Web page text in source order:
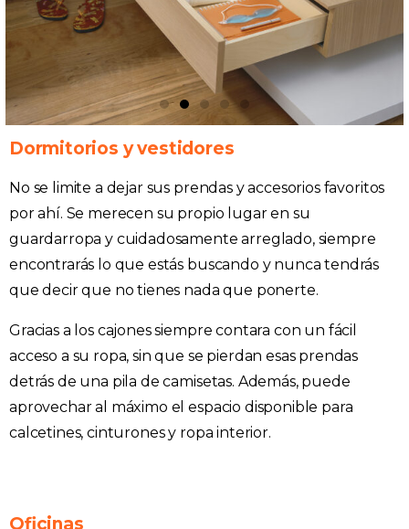
Dormitorios y vestidores​​
No se limite a dejar sus prendas y accesorios favoritos
por ahí. Se merecen su propio lugar en su
guardarropa y cuidadosamente arreglado, siempre
encontrarás lo que estás buscando y nunca tendrás
que decir que no tienes nada que ponerte.
Gracias a los cajones siempre contara con un fácil
acceso a su ropa, sin que se pierdan esas prendas
detrás de una pila de camisetas. Además, puede
aprovechar al máximo el espacio disponible para
calcetines, cinturones y ropa interior.
Oficinas